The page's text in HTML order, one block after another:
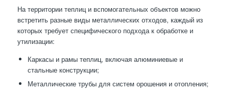
На территории теплиц и вспомогательных объектов можно
встретить разные виды металлических отходов, каждый из
которых требует специфического подхода к обработке и
утилизации:
Каркасы и рамы теплиц, включая алюминиевые и
стальные конструкции;
Металлические трубы для систем орошения и отопления;